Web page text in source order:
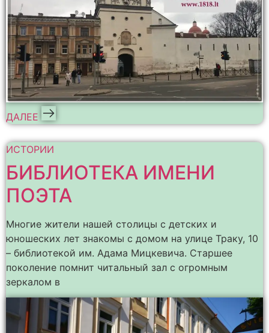
ДАЛЕЕ
ИСТОРИИ
БИБЛИОТЕКА ИМЕНИ
ПОЭТА
Многие жители нашей столицы с детских и
юношеских лет знакомы с домом на улице Траку, 10
– библиотекой им. Адама Мицкевича. Старшее
поколение помнит читальный зал с огромным
зеркалом в